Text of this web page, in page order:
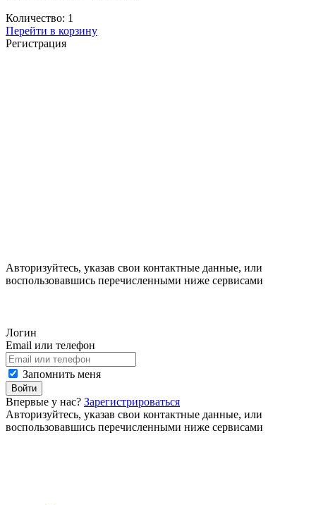
Количество: 1
Перейти в корзину
Регистрация
Авторизуйтесь, указав свои контактные данные, или
воспользовавшись перечисленными ниже сервисами
Логин
Email или телефон
Запомнить меня
Войти
Впервые у нас? Зарегистрироваться
Авторизуйтесь, указав свои контактные данные, или
воспользовавшись перечисленными ниже сервисами